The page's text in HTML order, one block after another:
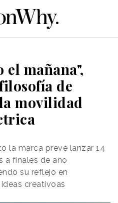
el mañana",
de
movilidad
la marca prevé lanzar 14
a finales de año
su reflejo en
creativoas